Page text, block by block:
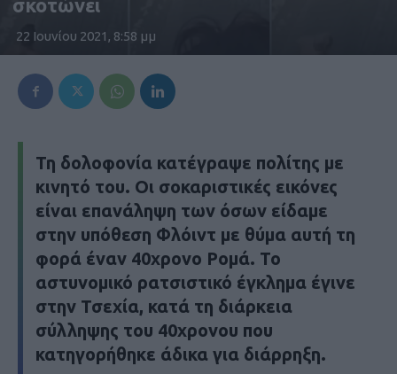
σκοτώνει
22 Ιουνίου 2021, 8:58 μμ
Τη δολοφονία κατέγραψε πολίτης με
κινητό του. Οι σοκαριστικές εικόνες
είναι επανάληψη των όσων είδαμε
στην υπόθεση Φλόιντ με θύμα αυτή τη
φορά έναν 40χρονο Ρομά. Το
αστυνομικό ρατσιστικό έγκλημα έγινε
στην Τσεχία, κατά τη διάρκεια
σύλληψης του 40χρονου που
κατηγορήθηκε άδικα για διάρρηξη.